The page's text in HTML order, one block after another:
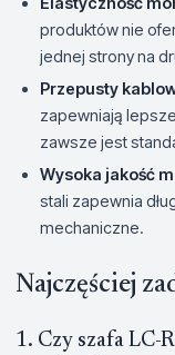
produktów nie
jednej strony na
Przepusty
zapewniają
zawsze jest
Wysoka jakość
stali zapewnia
mechaniczne.
Najczęściej
1. Czy szafa LC-